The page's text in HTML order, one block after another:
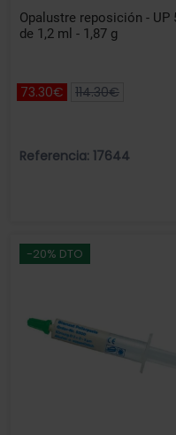
Opalustre reposición - UP
de 1,2 ml - 1,87 g
73.30€ 114.30€
Referencia: 17644
-20% DTO